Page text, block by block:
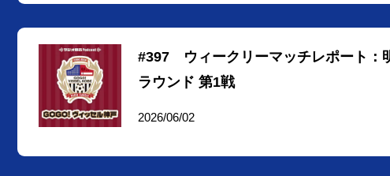
#397 ウィークリーマッチレポート：
ラウンド 第1戦
2026/06/02